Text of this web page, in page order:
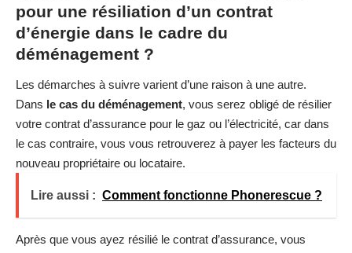
pour une résiliation d’un contrat
d’énergie dans le cadre du
déménagement ?
Les démarches à suivre varient d’une raison à une autre.
Dans le cas du déménagement, vous serez obligé de résilier
votre contrat d’assurance pour le gaz ou l’électricité, car dans
le cas contraire, vous vous retrouverez à payer les facteurs du
nouveau propriétaire ou locataire.
Lire aussi : Comment fonctionne Phonerescue ?
Après que vous ayez résilié le contrat d’assurance, vous